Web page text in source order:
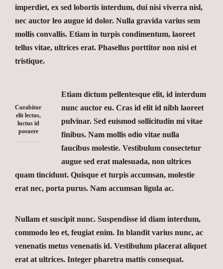
imperdiet, ex sed lobortis interdum, dui nisi viverra nisl,
nec auctor leo augue id dolor. Nulla gravida varius sem
mollis convallis. Etiam in turpis condimentum, laoreet
tellus vitae, ultrices erat. Phasellus porttitor non nisi et
tristique.
Curabitur
elit lectus,
luctus id
posuere
Etiam dictum pellentesque elit, id interdum
nunc auctor eu. Cras id elit id nibh laoreet
pulvinar. Sed euismod sollicitudin mi vitae
finibus. Nam mollis odio vitae nulla
faucibus molestie. Vestibulum consectetur
augue sed erat malesuada, non ultrices
quam tincidunt. Quisque et turpis accumsan, molestie
erat nec, porta purus. Nam accumsan ligula ac.
Nullam et suscipit nunc. Suspendisse id diam interdum,
commodo leo et, feugiat enim. In blandit varius nunc, ac
venenatis metus venenatis id. Vestibulum placerat aliquet
erat at ultrices. Integer pharetra mattis consequat.